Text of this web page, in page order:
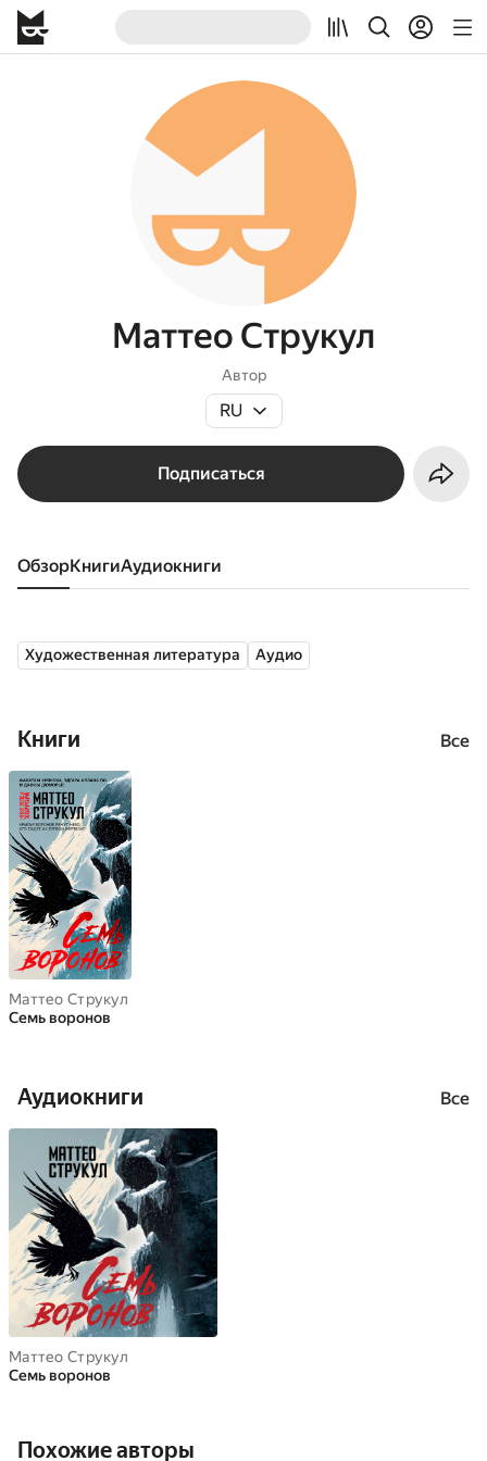
Маттео Струкул
Автор
RU
Подписаться
Обзор книги аудиокниги
Художественная литература Аудио
Книги Все
Маттео Струкул
Семь воронов
Аудиокниги Все
Маттео Струкул
Семь воронов
Похожие авторы